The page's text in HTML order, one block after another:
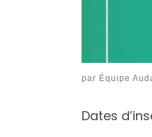
par Équipe
Dates